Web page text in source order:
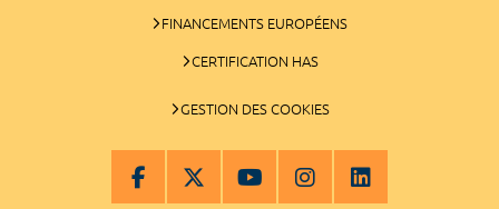
FINANCEMENTS EUROPÉENS
CERTIFICATION HAS
GESTION DES COOKIES